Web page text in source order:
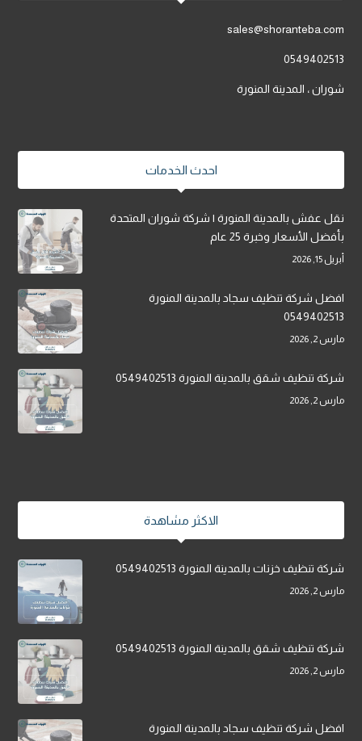
sales@shoranteba.com
0549402513
شوران ، المدينة المنورة
احدث الخدمات
نقل عفش بالمدينة المنورة | شركة شوران المتحدة
بأفضل الأسعار وخبرة 25 عام
أبريل 15, 2026
افضل شركة تنظيف سجاد بالمدينة المنورة
0549402513
مارس 2, 2026
شركة تنظيف شقق بالمدينة المنورة 0549402513
مارس 2, 2026
الاكثر مشاهدة
شركة تنظيف خزنات بالمدينة المنورة 0549402513
مارس 2, 2026
شركة تنظيف شقق بالمدينة المنورة 0549402513
مارس 2, 2026
افضل شركة تنظيف سجاد بالمدينة المنورة